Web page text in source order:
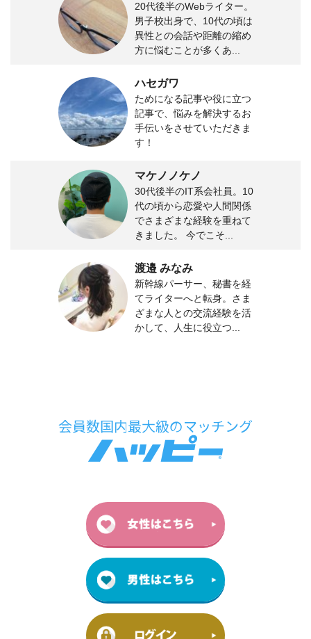
20代後半のWebライター。
男子校出身で、10代の頃は
異性との会話や距離の縮め
方に悩むことが多くあ...
ハセガワ
ためになる記事や役に立つ
記事で、悩みを解決するお
手伝いをさせていただきま
す！
マケノノケノ
30代後半のIT系会社員。10
代の頃から恋愛や人間関係
でさまざまな経験を重ねて
きました。 今でこそ...
渡邉 みなみ
新幹線パーサー、秘書を経
てライターへと転身。さま
ざまな人との交流経験を活
かして、人生に役立つ...